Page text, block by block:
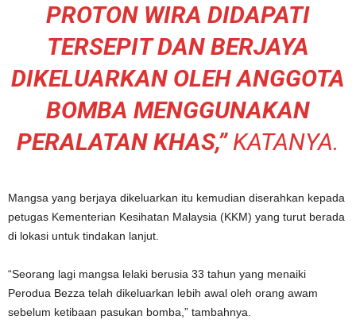
PROTON WIRA DIDAPATI
TERSEPIT DAN BERJAYA
DIKELUARKAN OLEH ANGGOTA
BOMBA MENGGUNAKAN
PERALATAN KHAS,”KATANYA.
Mangsa yang berjaya dikeluarkan itu kemudian diserahkan kepada
petugas Kementerian Kesihatan Malaysia (KKM) yang turut berada
di lokasi untuk tindakan lanjut.
“Seorang lagi mangsa lelaki berusia 33 tahun yang menaiki
Perodua Bezza telah dikeluarkan lebih awal oleh orang awam
sebelum ketibaan pasukan bomba,” tambahnya.